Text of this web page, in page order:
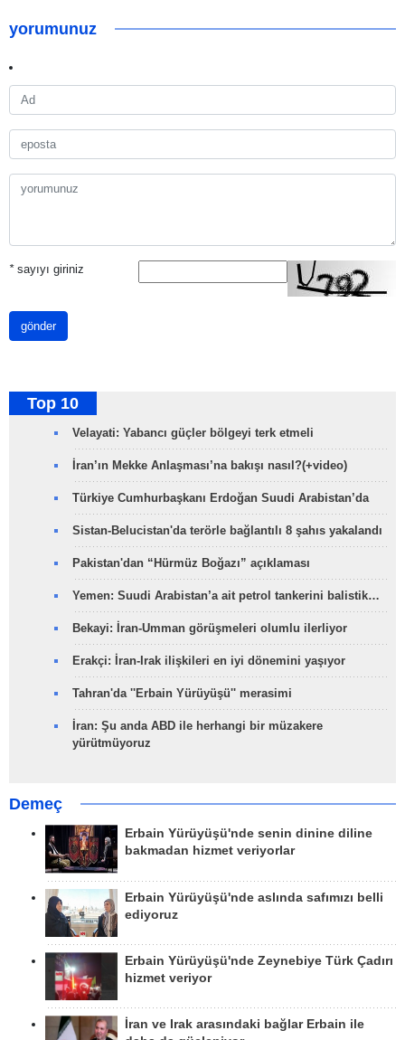
yorumunuz
*sayıyı giriniz
gönder
Top 10
Velayati: Yabancı güçler bölgeyi terk etmeli
İran’ın Mekke Anlaşması’na bakışı nasıl?(+video)
Türkiye Cumhurbaşkanı Erdoğan Suudi Arabistan’da
Sistan-Belucistan'da terörle bağlantılı 8 şahıs yakalandı
Pakistan'dan “Hürmüz Boğazı” açıklaması
Yemen: Suudi Arabistan’a ait petrol tankerini balistik…
Bekayi: İran-Umman görüşmeleri olumlu ilerliyor
Erakçi: İran-Irak ilişkileri en iyi dönemini yaşıyor
Tahran'da ''Erbain Yürüyüşü'' merasimi
İran: Şu anda ABD ile herhangi bir müzakere
yürütmüyoruz
Demeç
Erbain Yürüyüşü'nde senin dinine diline
bakmadan hizmet veriyorlar
Erbain Yürüyüşü'nde aslında safımızı belli
ediyoruz
Erbain Yürüyüşü'nde Zeynebiye Türk Çadırı
hizmet veriyor
İran ve Irak arasındaki bağlar Erbain ile